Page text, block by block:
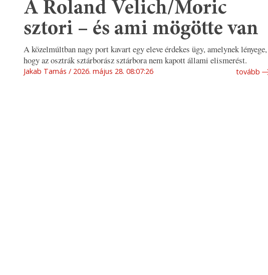
A Roland Velich/Moric
sztori – és ami mögötte van
A közelmúltban nagy port kavart egy eleve érdekes ügy, amelynek lényege,
hogy az osztrák sztárborász sztárbora nem kapott állami elismerést.
Jakab Tamás 2026. május 28. 08:07:26 tovább